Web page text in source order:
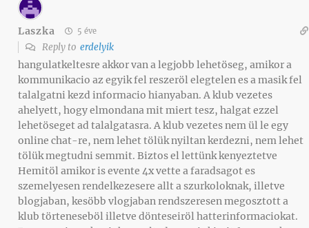
Laszka 5 éve
Reply to erdelyik
hangulatkeltesre akkor van a legjobb lehetöseg, amikor a
kommunikacio az egyik fel reszeröl elegtelen es a masik fel
talalgatni kezd informacio hianyaban. A klub vezetes
ahelyett, hogy elmondana mit miert tesz, halgat ezzel
lehetöseget ad talalgatasra. A klub vezetes nem ül le egy
online chat-re, nem lehet tölük nyiltan kerdezni, nem lehet
tölük megtudni semmit. Biztos el lettünk kenyeztetve
Hemitöl amikor is evente 4x vette a faradsagot es
szemelyesen rendelkezesere allt a szurkoloknak, illetve
blogjaban, kesöbb vlogjaban rendszeresen megosztott a
klub törteneseböl illetve dönteseiröl hatterinformaciokat.